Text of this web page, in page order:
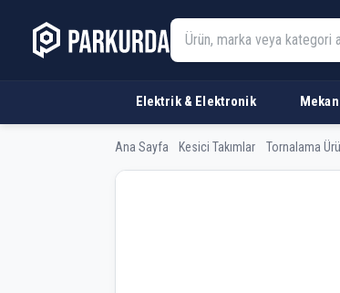
Elektrik & Elektronik
Ana Sayfa Kesici Takımlar Tornalama
AKKO S0608H